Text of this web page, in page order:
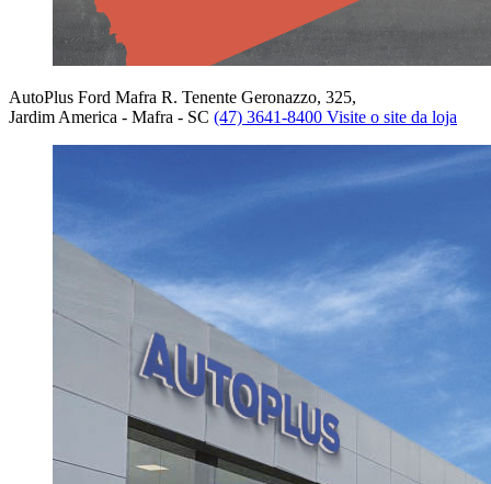
AutoPlus Ford Mafra R. Tenente Geronazzo, 325,
Jardim America - Mafra - SC (47) 3641-8400 Visite o site da loja